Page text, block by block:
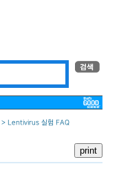
> Lentivirus 실험 FAQ